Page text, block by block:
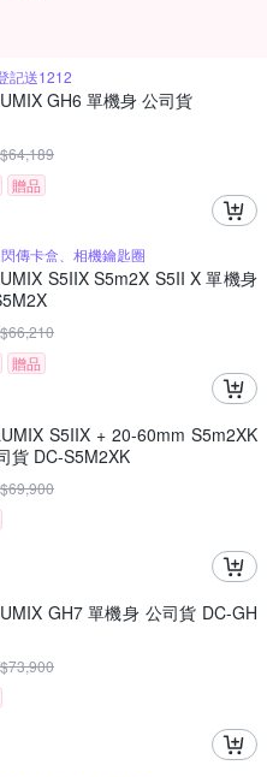
記送1212
GH6 單機身 公司貨
$64,189
贈品
傳卡盒、相機鑰匙圈
S5IIX S5m2X S5II X 單機身
$66,210
贈品
S5IIX + 20-60mm S5m2XK
貨 DC-S5M2XK
$69,900
GH7 單機身 公司貨 DC-GH
$73,900